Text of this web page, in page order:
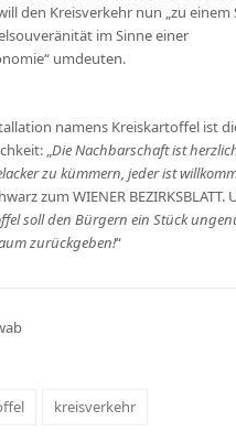
den Kreisverkehr nun „zu
im Sinne einer
umdeuten.
namens Kreiskartoffel ist
„Die Nachbarschaft ist
zu kümmern, jeder ist
zum WIENER BEZIRKSBLATT.
soll den Bürgern ein Stück
zurückgeben!“
kreisverkehr